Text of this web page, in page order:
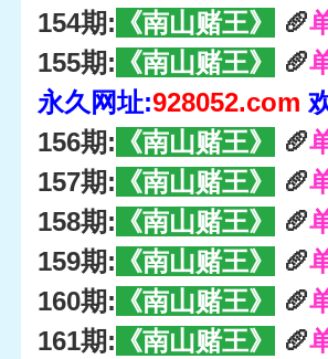
154期: 《南山赌王》 🥖
155期: 《南山赌王》 🥖
永久网址:928052.com
156期: 《南山赌王》 🥖
157期: 《南山赌王》 🥖
158期: 《南山赌王》 🥖
159期: 《南山赌王》 🥖
160期: 《南山赌王》 🥖
161期: 《南山赌王》 🥖